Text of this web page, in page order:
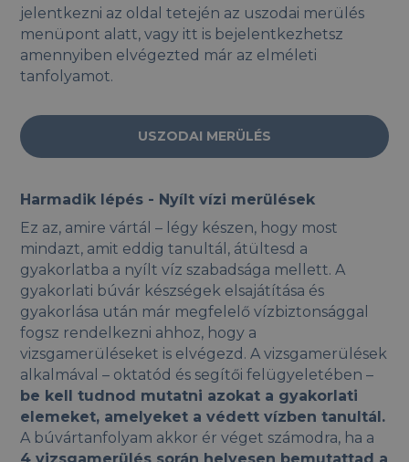
jelentkezni az oldal tetején az uszodai merülés
menüpont alatt, vagy itt is bejelentkezhetsz
amennyiben elvégezted már az elméleti
tanfolyamot.
USZODAI MERÜLÉS
Harmadik lépés - Nyílt vízi merülések
Ez az, amire vártál – légy készen, hogy most
mindazt, amit eddig tanultál, átültesd a
gyakorlatba a nyílt víz szabadsága mellett. A
gyakorlati búvár készségek elsajátítása és
gyakorlása után már megfelelő vízbiztonsággal
fogsz rendelkezni ahhoz, hogy a
vizsgamerüléseket is elvégezd. A vizsgamerülések
alkalmával – oktatód és segítői felügyeletében –
be kell tudnod mutatni azokat a gyakorlati
elemeket, amelyeket a védett vízben tanultál.
A búvártanfolyam akkor ér véget számodra, ha a